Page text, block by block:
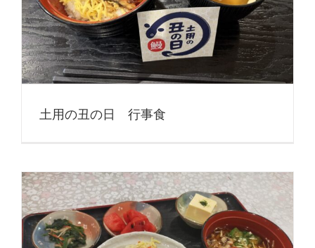
土用の丑の日 行事食